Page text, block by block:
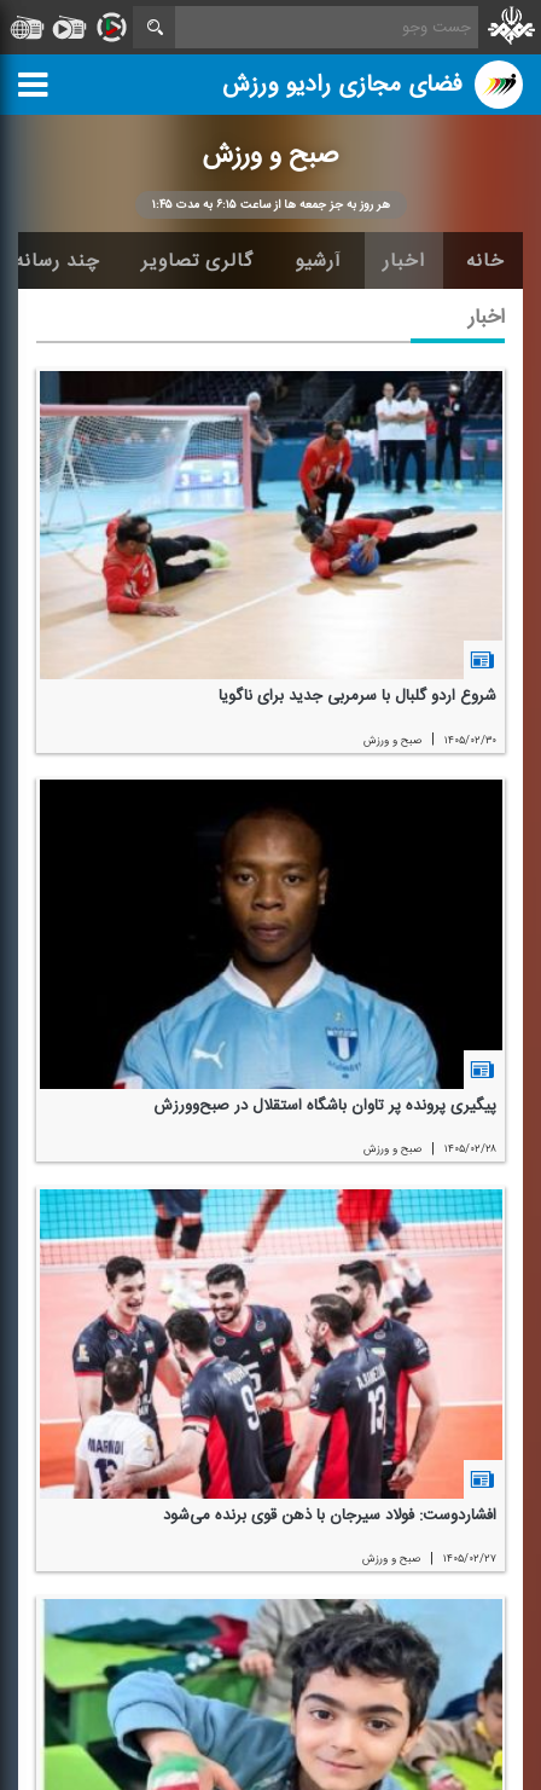
فضای مجازی رادیو ورزش
صبح و ورزش
هر روز به جز جمعه ها از ساعت ۶:۱۵ به مدت ۱:۴۵
خانه اخبار آرشیو گالری تصاویر چند رسانه
اخبار
شروع اردو گلبال با سرمربی جدید برای ناگویا
۱۴۰۵/۰۲/۳۰ | صبح و ورزش
پیگیری پرونده پر تاوان باشگاه استقلال در صبح‌وورزش
۱۴۰۵/۰۲/۲۸ | صبح و ورزش
افشاردوست: فولاد سیرجان با ذهن قوی برنده می‌‌شود
۱۴۰۵/۰۲/۲۷ | صبح و ورزش